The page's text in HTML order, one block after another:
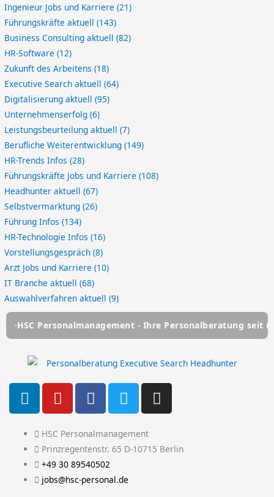
Ingenieur Jobs und Karriere(21)
Führungskräfte aktuell(143)
Business Consulting aktuell(82)
HR-Software(12)
Zukunft des Arbeitens(18)
Executive Search aktuell(64)
Digitalisierung aktuell(95)
Unternehmenserfolg(6)
Leistungsbeurteilung aktuell(7)
Berufliche Weiterentwicklung(149)
HR-Trends Infos(28)
Führungskräfte Jobs und Karriere(108)
Headhunter aktuell(67)
Selbstvermarktung(26)
Führung Infos(134)
HR-Technologie Infos(16)
Vorstellungsgespräch(8)
Arzt Jobs und Karriere(10)
IT Branche aktuell(68)
Auswahlverfahren aktuell(9)
Personalmanagement - Ihre Personalberatung seit über 25
L
i
n
k
e
d
i
Y
o
u
t
u
b
e
F
a
c
e
b
o
o
T
w
i
t
t
r
I
n
s
a
HSC Personalmanagement
Prinzregentenstr. 65 D-10715 Berlin
+49 30 89540502
jobs@hsc-personal.de